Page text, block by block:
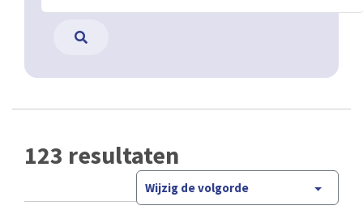
123 resultaten
Wijzig de volgorde